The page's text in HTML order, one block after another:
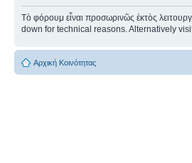
Τὸ φόρουμ εἶναι προσωρινῶς ἐκτὸς
down for technical reasons. Alternatively
Αρχική Κοινότητας